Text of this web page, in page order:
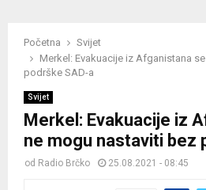
Početna
Svijet
Merkel: Evakuacije iz Afganistana
podrške SAD-a
Svijet
Merkel: Evakuacije iz
ne mogu nastaviti bez
od Radio Brčko 25.08.2021 - 08:45